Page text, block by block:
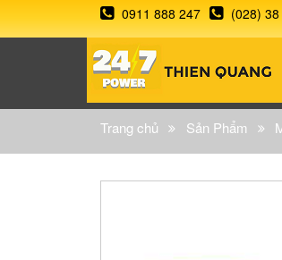
0911 888 247 (028)
Trang chủ Sản Phẩm